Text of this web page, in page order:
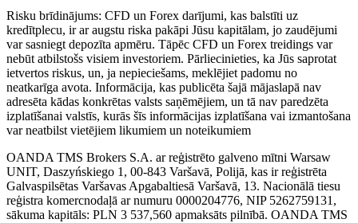
Risku brīdinājums: CFD un Forex darījumi, kas balstīti uz
kredītplecu, ir ar augstu riska pakāpi Jūsu kapitālam, jo zaudējumi
var sasniegt depozīta apmēru. Tāpēc CFD un Forex treidings var
nebūt atbilstošs visiem investoriem. Pārliecinieties, ka Jūs saprotat
ietvertos riskus, un, ja nepieciešams, meklējiet padomu no
neatkarīga avota. Informācija, kas publicēta šajā mājaslapā nav
adresēta kādas konkrētas valsts saņēmējiem, un tā nav paredzēta
izplatīšanai valstīs, kurās šīs informācijas izplatīšana vai izmantošana
var neatbilst vietējiem likumiem un noteikumiem
OANDA TMS Brokers S.A. ar reģistrēto galveno mītni Warsaw
UNIT, Daszyńskiego 1, 00-843 Varšavā, Polijā, kas ir reģistrēta
Galvaspilsētas Varšavas Apgabaltiesā Varšavā, 13. Nacionālā tiesu
reģistra komercnodaļā ar numuru 0000204776, NIP 5262759131,
sākuma kapitāls: PLN 3 537,560 apmaksāts pilnībā. OANDA TMS